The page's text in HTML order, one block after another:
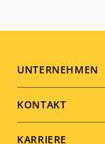
Footer
menu
UNTERNEHMEN
KONTAKT
KARRIERE